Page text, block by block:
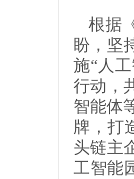
根据
盼，坚
施“人
行动，
智能体
牌，打
头链主
工智能